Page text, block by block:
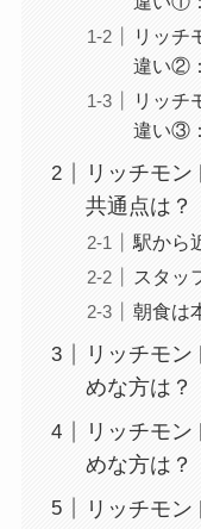
リッチ
違い②
リッチ
違い③
リッチモ
共通点は？
駅から
スタッ
朝食は
リッチモ
めな方は？
リッチモ
めな方は？
リッチモ